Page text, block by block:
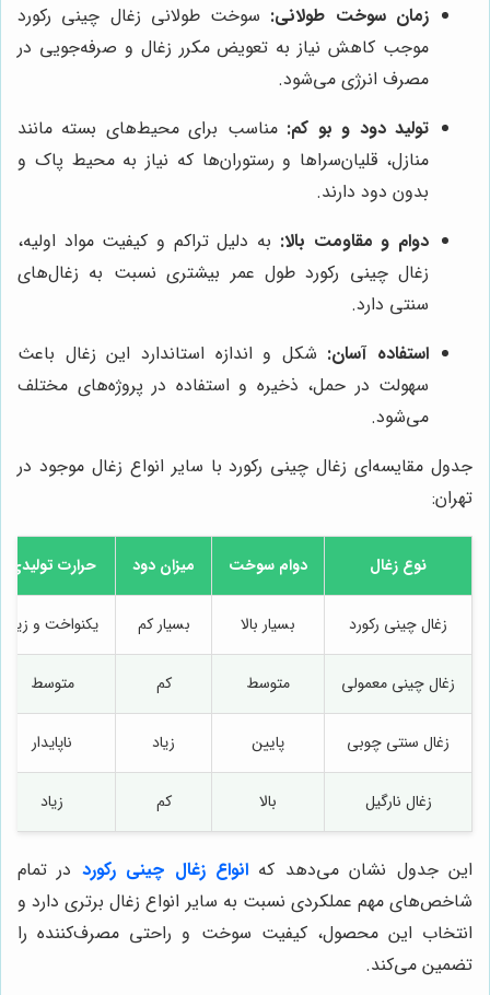
زمان سوخت طولانی: سوخت طولانی زغال چینی رکورد
موجب کاهش نیاز به تعویض مکرر زغال و صرفه‌جویی در
مصرف انرژی می‌شود.
تولید دود و بو کم: مناسب برای محیط‌های بسته مانند
منازل، قلیان‌سراها و رستوران‌ها که نیاز به محیط پاک و
بدون دود دارند.
دوام و مقاومت بالا: به دلیل تراکم و کیفیت مواد اولیه،
زغال چینی رکورد طول عمر بیشتری نسبت به زغال‌های
سنتی دارد.
استفاده آسان: شکل و اندازه استاندارد این زغال باعث
سهولت در حمل، ذخیره و استفاده در پروژه‌های مختلف
می‌شود.
جدول مقایسه‌ای زغال چینی رکورد با سایر انواع زغال موجود در
تهران:
نوع زغال دوام سوخت میزان دود حرارت تولیدی
زغال چینی رکورد بسیار بالا بسیار کم یکنواخت و زیاد
زغال چینی معمولی متوسط کم متوسط
زغال سنتی چوبی پایین زیاد ناپایدار
زغال نارگیل بالا کم زیاد
این جدول نشان می‌دهد که انواع زغال چینی رکورد در تمام
شاخص‌های مهم عملکردی نسبت به سایر انواع زغال برتری دارد و
انتخاب این محصول، کیفیت سوخت و راحتی مصرف‌کننده را
تضمین می‌کند.